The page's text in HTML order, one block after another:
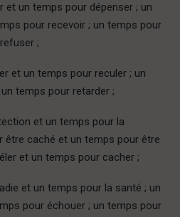
et un temps pour dépenser ; un
pour recevoir ; un temps pour
;
et un temps pour reculer ; un
temps pour retarder ;
et un temps pour la
être caché et un temps pour être
et un temps pour cacher ;
et un temps pour la santé ; un
pour échouer ; un temps pour